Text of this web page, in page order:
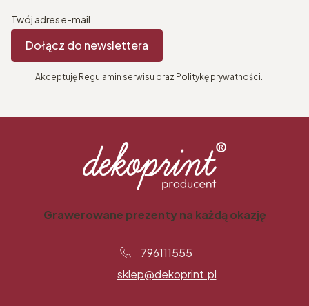
Twój adres e-mail
Dołącz do newslettera
Akceptuję Regulamin serwisu oraz Politykę prywatności.
Grawerowane prezenty na każdą okazję
796111555
sklep@dekoprint.pl